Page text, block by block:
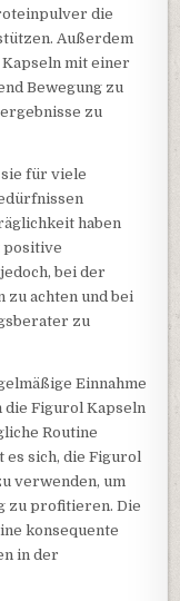
die
Außerdem
mit einer
Bewegung zu
zu
für viele
haben
positive
bei der
zu achten und bei
zu
Einnahme
Figurol Kapseln
Routine
sich, die Figurol
verwenden, um
zu profitieren. Die
konsequente
in der